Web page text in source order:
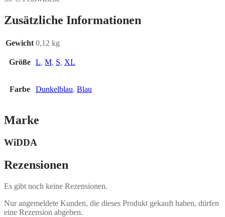
Zusätzliche Informationen
Gewicht 0,12 kg
Größe L, M, S, XL
Farbe Dunkelblau, Blau
Marke
WiDDA
Rezensionen
Es gibt noch keine Rezensionen.
Nur angemeldete Kunden, die dieses Produkt gekauft haben, dürfen
eine Rezension abgeben.